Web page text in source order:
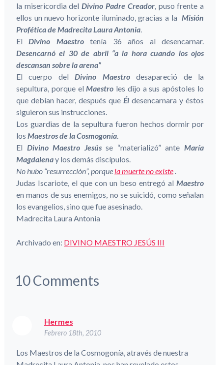
la misericordia del Divino Padre Creador, puso frente a
ellos un nuevo horizonte iluminado, gracias a la Misión
Profética de Madrecita Laura Antonia.
El Divino Maestrotenía 36 años al desencarnar.
Desencarnó el 30 de abril “a la hora cuando los ojos
descansan sobre la arena”
El cuerpo del Divino Maestrodesapareció de la
sepultura, porque el Maestro les dijo a sus apóstoles lo
que debían hacer, después que Él desencarnara y éstos
siguieron sus instrucciones.
Los guardias de la sepultura fueron hechos dormir por
los Maestros de la Cosmogonía.
El Divino Maestro Jesússe “materializó” ante María
Magdalenay los demás discípulos.
No hubo “resurrección”, porque la muerte no existe.
Judas Iscariote, el que con un beso entregó al Maestro
en manos de sus enemigos, no se suicidó, como señalan
los evangelios, sino que fue asesinado.
Madrecita Laura Antonia
Archivado en: DIVINO MAESTRO JESÚS III
10Comments
Hermes
Febrero 18th, 2010
Los Maestros de la Cosmogonía, através de nuestra